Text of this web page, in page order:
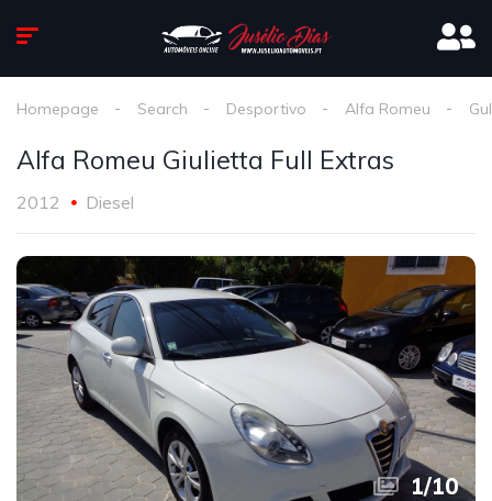
Homepage Search Desportivo Alfa Romeu
Alfa Romeu Giulietta Full Extras
2012 Diesel
1/10